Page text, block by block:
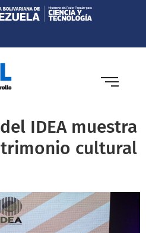
IDEA muestra
cultural